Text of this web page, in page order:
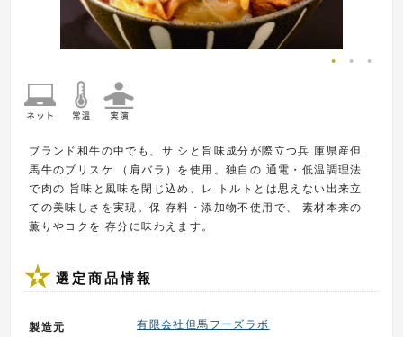
ブランド和牛の中でも、サ シと旨味成分が際立つ兵 庫県産但
馬牛のブリスケ （肩バラ）を使用。独自の 通電・低温調理法
で肉の 旨味と風味を閉じ込め、レ トルトとは思えない出来立
ての美味しさを実現。保 存料・添加物不使用で、 素材本来の
薫りやコクを 存分に味わえます。
選定商品情報
製造元 有限会社但馬フーズラボ